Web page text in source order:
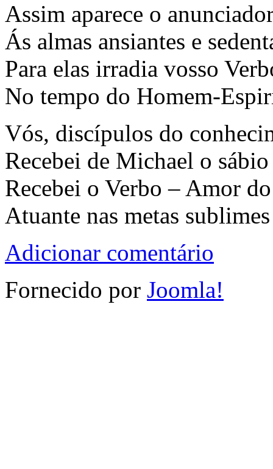
Assim aparece o
Ás almas ansiantes e
Para elas irradia vosso
No tempo do Homem-
Vós, discípulos do
Recebei de Michael o sábio
Recebei o Verbo – Amor
Atuante nas metas
Adicionar comentário
Fornecido por Joomla!